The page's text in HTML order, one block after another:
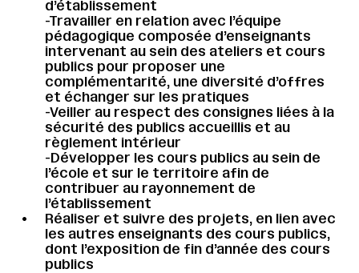
d’établissement
-Travailler en relation avec l’équipe
pédagogique composée d’enseignants
intervenant au sein des ateliers et cours
publics pour proposer une
complémentarité, une diversité d’offres
et échanger sur les pratiques
-Veiller au respect des consignes liées à la
sécurité des publics accueillis et au
règlement intérieur
-Développer les cours publics au sein de
l’école et sur le territoire afin de
contribuer au rayonnement de
l’établissement
Réaliser et suivre des projets, en lien avec
les autres enseignants des cours publics,
dont l’exposition de fin d’année des cours
publics